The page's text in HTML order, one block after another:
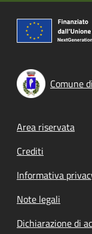
Comune
Footer
Area riservata
Crediti
Informativa
Note legali
Dichiarazione di